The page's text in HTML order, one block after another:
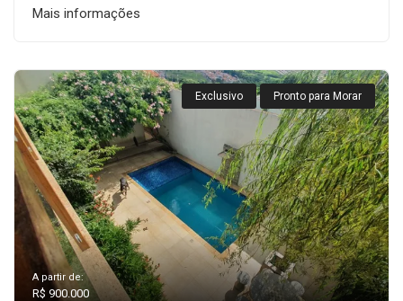
Mais informações
Exclusivo Pronto para Morar
A partir de:
R$ 900.000